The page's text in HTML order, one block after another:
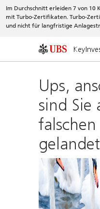
Im Durchschnitt erleiden 7 von 10
mit Turbo-Zertifikaten. Turbo-
und nicht für langfristige
Ups,
sind Sie
gelandet